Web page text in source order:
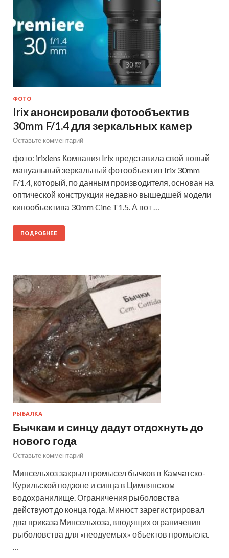
ФОТО
Irix анонсировали фотообъектив
30mm F/1.4 для зеркальных камер
Оставьте комментарий
фото: irixlens Компания Irix представила свой новый
мануальный зеркальный фотообъектив Irix 30mm
F/1.4, который, по данным производителя, основан на
оптической конструкции недавно вышедшей модели
кинообъектива 30mm Cine T1.5. А вот …
ПОДРОБНЕЕ
РЫБАЛКА
Бычкам и синцу дадут отдохнуть до
нового года
Оставьте комментарий
Минсельхоз закрыл промысел бычков в Камчатско-
Курильской подзоне и синца в Цимлянском
водохранилище. Ограничения рыболовства
действуют до конца года. Минюст зарегистрировал
два приказа Минсельхоза, вводящих ограничения
рыболовства для «неодуемых» объектов промысла.
…